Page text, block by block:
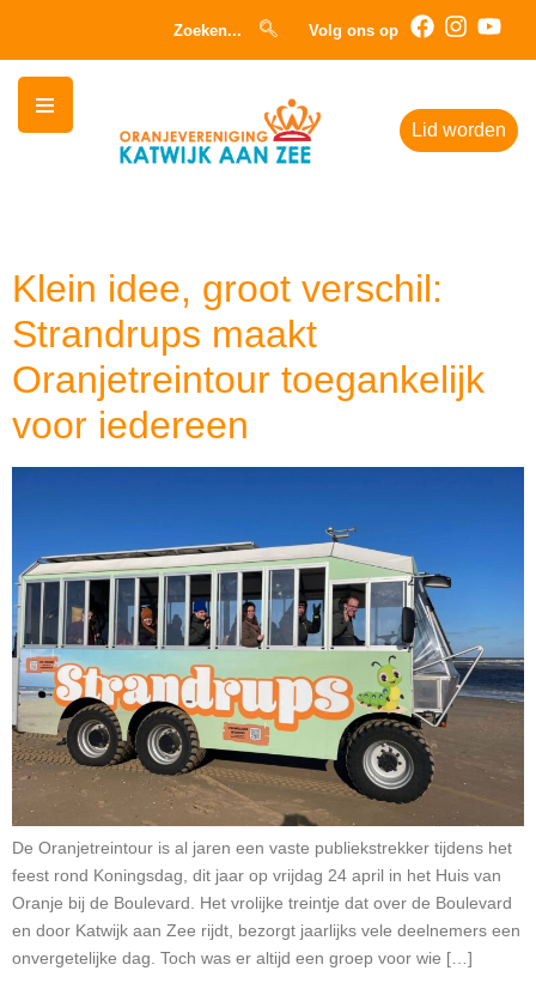
Zoeken... Volg ons op
Lid worden
Klein idee, groot verschil:
Strandrups maakt
Oranjetreintour toegankelijk
voor iedereen
De Oranjetreintour is al jaren een vaste publiekstrekker tijdens het
feest rond Koningsdag, dit jaar op vrijdag 24 april in het Huis van
Oranje bij de Boulevard. Het vrolijke treintje dat over de Boulevard
en door Katwijk aan Zee rijdt, bezorgt jaarlijks vele deelnemers een
onvergetelijke dag. Toch was er altijd een groep voor wie […]